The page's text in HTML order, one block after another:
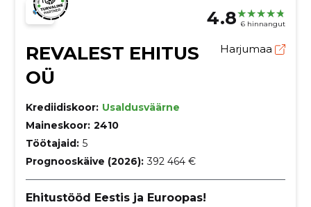
4.8 6 hinnangut
REVALEST EHITUS
OÜ
Harjumaa
Krediidiskoor: Usaldusväärne
Maineskoor: 2410
Töötajaid: 5
Prognooskäive (2026): 392 464 €
Ehitustööd Eestis ja Euroopas!